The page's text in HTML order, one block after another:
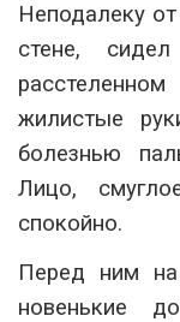
Неподалеку
стене,
жилистые
болезнью
Лицо,
спокойно.
Перед ним
новенькие